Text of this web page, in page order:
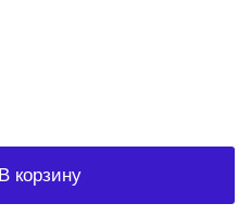
В корзину